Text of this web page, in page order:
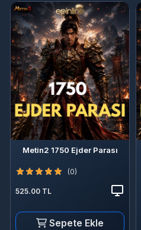
Metin2 1750 Ejder Parası
(0)
525.00 TL
Sepete Ekle